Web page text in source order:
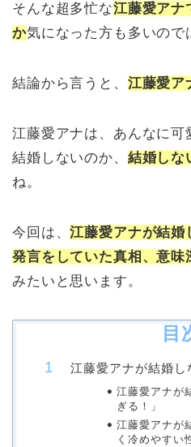
そんな超多忙な江藤愛アナ
か気になった方も多いので
結論から言うと、 江藤愛ア
江藤愛アナは、あんなに
結婚しないのか、 結婚しな
ね。
今回は、江藤愛アナが結婚
発言をしていた真相、意味
みたいと思います。
目
江藤愛アナが結婚し
江藤愛アナが
ぎる！」
江藤愛アナが
く冷めやすい